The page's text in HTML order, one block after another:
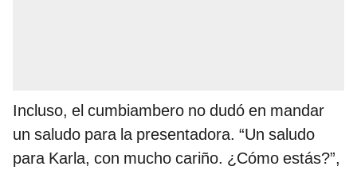
Incluso, el cumbiambero no dudó en mandar
un saludo para la presentadora. “Un saludo
para Karla, con mucho cariño. ¿Cómo estás?”,